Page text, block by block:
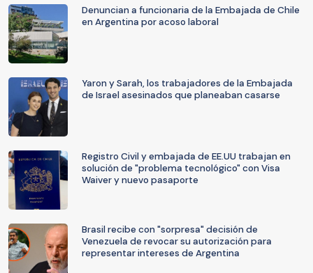
Denuncian a funcionaria de la Embajada de Chile
en Argentina por acoso laboral
Yaron y Sarah, los trabajadores de la Embajada
de Israel asesinados que planeaban casarse
Registro Civil y embajada de EE.UU trabajan en
solución de "problema tecnológico" con Visa
Waiver y nuevo pasaporte
Brasil recibe con "sorpresa" decisión de
Venezuela de revocar su autorización para
representar intereses de Argentina